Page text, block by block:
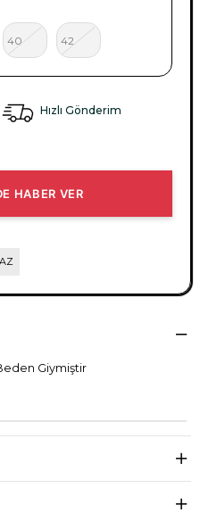
40 42
Hızlı Gönderim
HABER VER
Giymiştir